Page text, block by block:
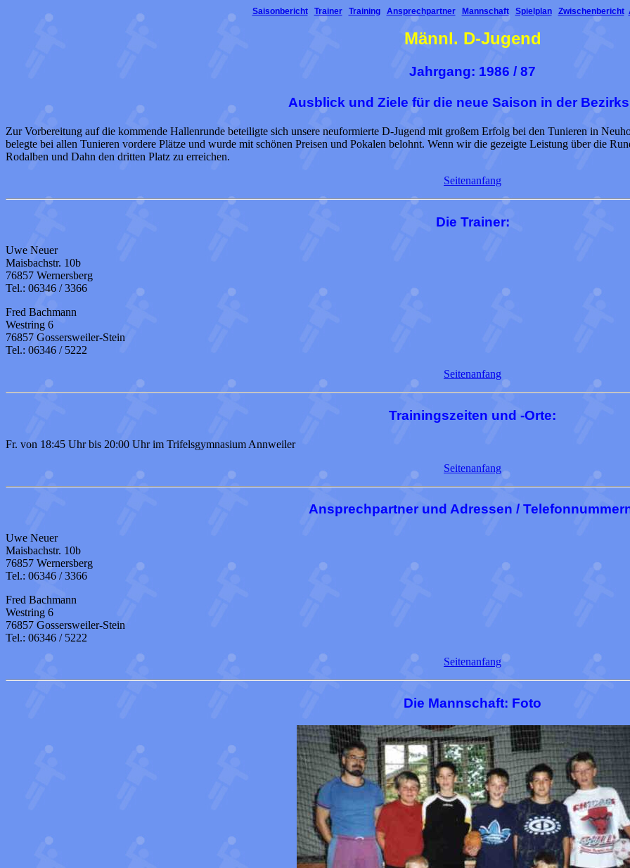
Saisonbericht Trainer Training Ansprechpartner Mannschaft Spielplan Zwischenbericht
Männl. D-Jugend
Jahrgang: 1986 / 87
Ausblick und Ziele für die neue Saison in der
Zur Vorbereitung auf die kommende Hallenrunde beteiligte sich unsere neuformierte D-Jugend mit großem Erfolg bei den Tunieren in
belegte bei allen Tunieren vordere Plätze und wurde mit schönen Preisen und Pokalen belohnt. Wenn wir die gezeigte Leistung über die
Rodalben und Dahn den dritten Platz zu erreichen.
Seitenanfang
Die Trainer:
Uwe Neuer
Maisbachstr. 10b
76857 Wernersberg
Tel.: 06346 / 3366
Fred Bachmann
Westring 6
76857 Gossersweiler-Stein
Tel.: 06346 / 5222
Seitenanfang
Trainingszeiten und -Orte:
Fr. von 18:45 Uhr bis 20:00 Uhr im Trifelsgymnasium Annweiler
Seitenanfang
Ansprechpartner und Adressen /
Uwe Neuer
Maisbachstr. 10b
76857 Wernersberg
Tel.: 06346 / 3366
Fred Bachmann
Westring 6
76857 Gossersweiler-Stein
Tel.: 06346 / 5222
Seitenanfang
Die Mannschaft: Foto